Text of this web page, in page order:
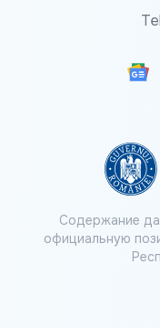
Содержание
официальную